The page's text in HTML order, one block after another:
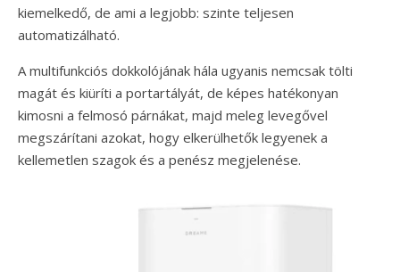
kiemelkedő, de ami a legjobb: szinte teljesen
automatizálható.
A multifunkciós dokkolójának hála ugyanis nemcsak tölti
magát és kiüríti a portartályát, de képes hatékonyan
kimosni a felmosó párnákat, majd meleg levegővel
megszárítani azokat, hogy elkerülhetők legyenek a
kellemetlen szagok és a penész megjelenése.